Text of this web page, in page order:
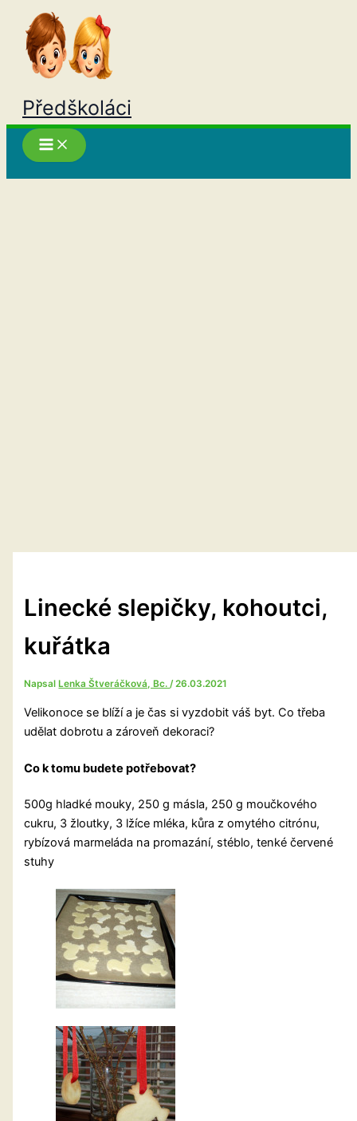
Přeskočit
obsah
Předškoláci
Linecké slepičky, kohoutci,
kuřátka
Napsal Lenka Štveráčková, Bc./26.03.2021
Velikonoce se blíží a je čas si vyzdobit váš byt. Co třeba
udělat dobrotu a zároveň dekoraci?
Co k tomu budete potřebovat?
500g hladké mouky, 250 g másla, 250 g moučkového
cukru, 3 žloutky, 3 lžíce mléka, kůra z omytého citrónu,
rybízová marmeláda na promazání, stéblo, tenké červené
stuhy